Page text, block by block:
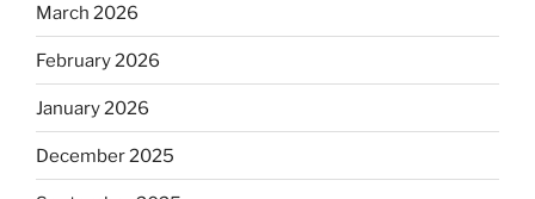
March 2026
February 2026
January 2026
December 2025